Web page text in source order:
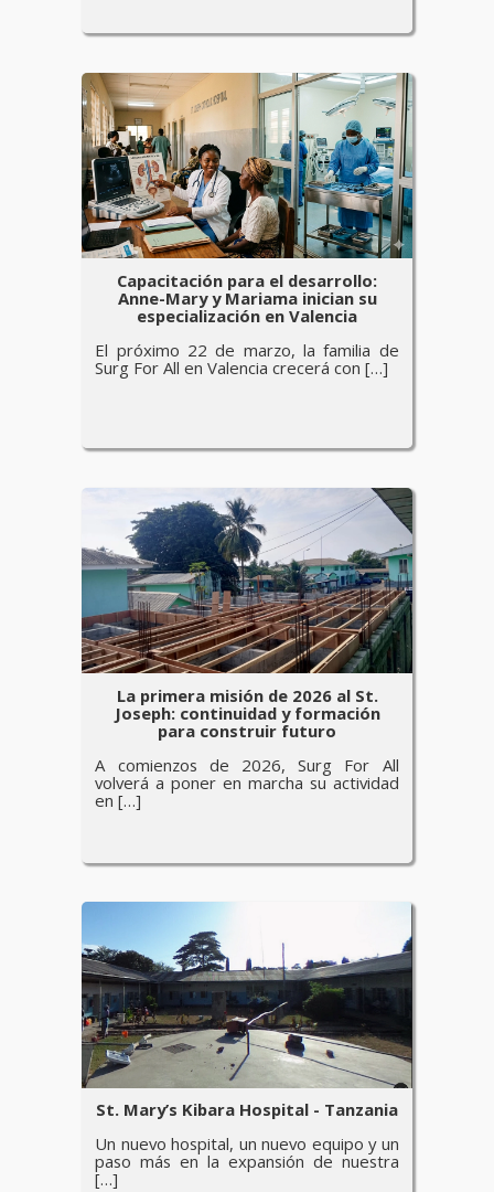
Capacitación para el desarrollo:
Anne-Mary y Mariama inician su
especialización en Valencia
El próximo 22 de marzo, la familia de
Surg For All en Valencia crecerá con […]
La primera misión de 2026 al St.
Joseph: continuidad y formación
para construir futuro
A comienzos de 2026, Surg For All
volverá a poner en marcha su actividad
en […]
St. Mary’s Kibara Hospital - Tanzania
Un nuevo hospital, un nuevo equipo y un
paso más en la expansión de nuestra
[…]